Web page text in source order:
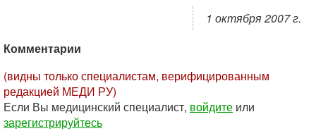
1 октября 2007 г.
Комментарии
(видны только специалистам, верифицированным
редакцией МЕДИ РУ)
Если Вы медицинский специалист, войдите или
зарегистрируйтесь